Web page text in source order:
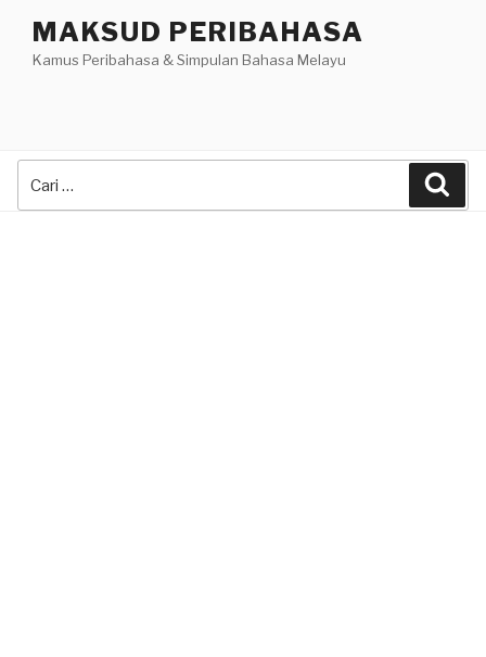
content
MAKSUD PERIBAHASA
Kamus Peribahasa & Simpulan Bahasa Melayu